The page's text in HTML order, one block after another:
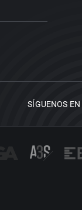
SÍGUENOS EN